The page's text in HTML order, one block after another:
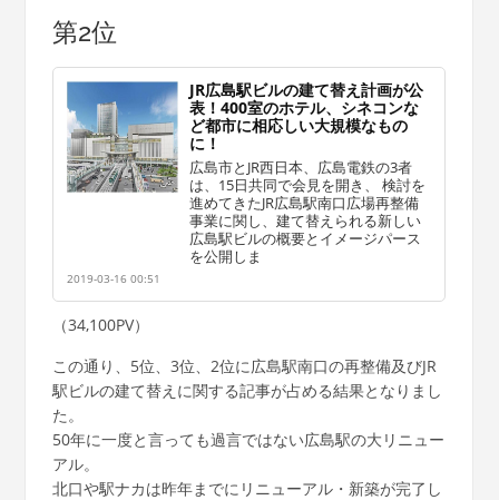
第2位
JR広島駅ビルの建て替え計画が公
表！400室のホテル、シネコンな
ど都市に相応しい大規模なもの
に！
広島市とJR西日本、広島電鉄の3者
は、15日共同で会見を開き、 検討を
進めてきたJR広島駅南口広場再整備
事業に関し、建て替えられる新しい
広島駅ビルの概要とイメージパース
を公開しま
2019-03-16 00:51
（34,100PV）
この通り、5位、3位、2位に広島駅南口の再整備及びJR
駅ビルの建て替えに関する記事が占める結果となりまし
た。
50年に一度と言っても過言ではない広島駅の大リニュー
アル。
北口や駅ナカは昨年までにリニューアル・新築が完了し